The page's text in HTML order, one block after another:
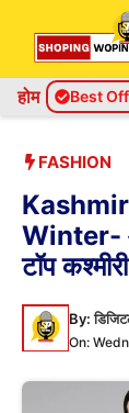
content
होम Best
FASHION
Winter-
टॉप
By:
On: